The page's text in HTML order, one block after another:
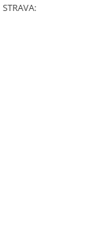
STRAVA: